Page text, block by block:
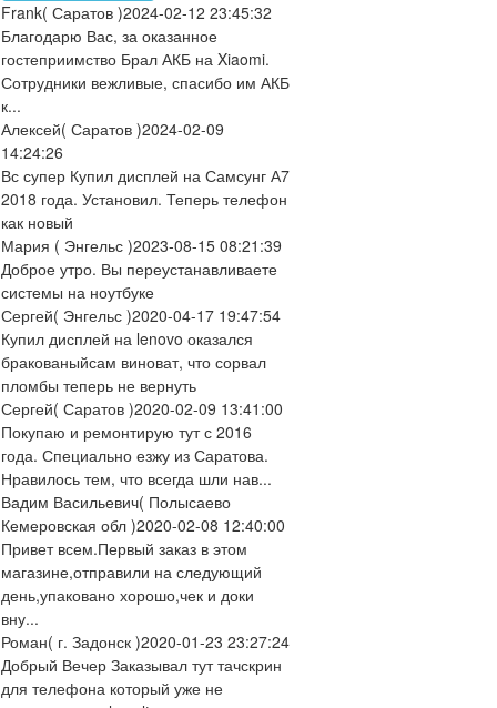
Frank( Саратов )2024-02-12 23:45:32
Благодарю Вас, за оказанное
гостеприимство Брал АКБ на Xiaomi.
Сотрудники вежливые, спасибо им АКБ
к...
Алексей( Саратов )2024-02-09
14:24:26
Вс супер Купил дисплей на Самсунг А7
2018 года. Установил. Теперь телефон
как новый
Мария ( Энгельс )2023-08-15 08:21:39
Доброе утро. Вы переустанавливаете
системы на ноутбуке
Сергей( Энгельс )2020-04-17 19:47:54
Купил дисплей на lenovo оказался
бракованыйсам виноват, что сорвал
пломбы теперь не вернуть
Сергей( Саратов )2020-02-09 13:41:00
Покупаю и ремонтирую тут с 2016
года. Специально езжу из Саратова.
Нравилось тем, что всегда шли нав...
Вадим Васильевич( Полысаево
Кемеровская обл )2020-02-08 12:40:00
Привет всем.Первый заказ в этом
магазине,отправили на следующий
день,упаковано хорошо,чек и доки
вну...
Роман( г. Задонск )2020-01-23 23:27:24
Добрый Вечер Заказывал тут тачскрин
для телефона который уже не